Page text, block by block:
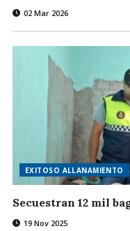
02 Mar 2026
EXITOSO ALLANAMIENTO
Secuestran 12 mil
19 Nov 2025